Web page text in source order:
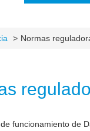
Normas
funcionamiento de